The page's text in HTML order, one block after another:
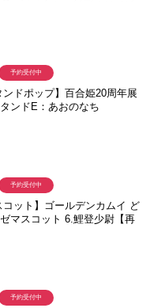
ンドポップ】百合姫20周年展
ンドE：あおのなち
予約受付中
コット】ゴールデンカムイ ど
マスコット 6.鯉登少尉【再
予約受付中
予約受付中